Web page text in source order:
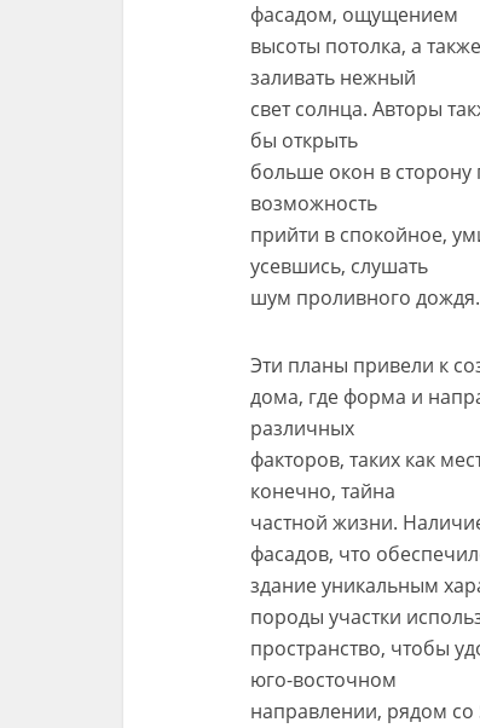
фасадом, ощущением
высоты потолка, а
заливать нежный
свет солнца. Авторы
бы открыть
больше окон в сторону
возможность
прийти в спокойное,
усевшись, слушать
шум проливного дождя.
Эти планы привели к
дома, где форма и
различных
факторов, таких как
конечно, тайна
частной жизни.
фасадов, что
здание уникальным
породы участки
пространство, чтобы
юго-восточном
направлении, рядом со